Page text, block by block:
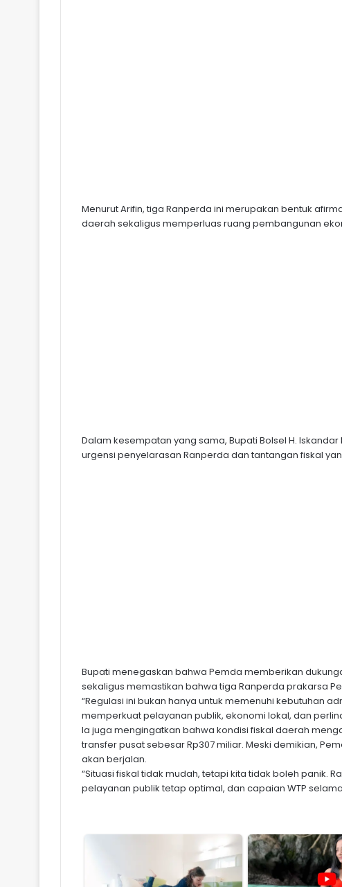
Menurut Arifin, tiga Ranperda ini merupakan bentuk
daerah sekaligus memperluas ruang pembangunan
Dalam kesempatan yang sama, Bupati Bolsel H.
urgensi penyelarasan Ranperda dan tantangan fiskal
Bupati menegaskan bahwa Pemda memberikan
sekaligus memastikan bahwa tiga Ranperda prakarsa
“Regulasi ini bukan hanya untuk memenuhi kebutuhan
memperkuat pelayanan publik, ekonomi lokal, dan
Ia juga mengingatkan bahwa kondisi fiskal daerah
transfer pusat sebesar Rp307 miliar. Meski demikian,
akan berjalan.
“Situasi fiskal tidak mudah, tetapi kita tidak boleh panik.
pelayanan publik tetap optimal, dan capaian WTP